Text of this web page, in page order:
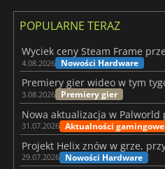
POPULARNE TERAZ
4.08.2026 Nowości Hardware
3.08.2026 Premiery gier
31.07.2026 Aktualności gamingowe
29.07.2026 Nowości Hardware